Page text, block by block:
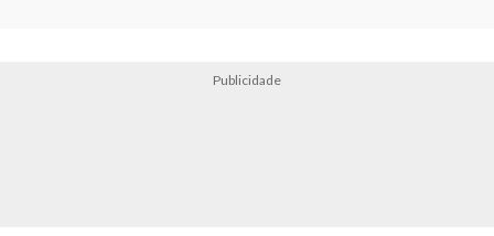
Publicidade